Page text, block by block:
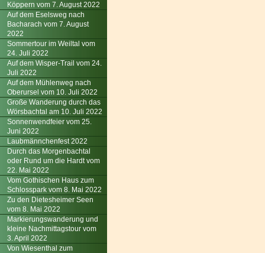
Köppern vom 7. August 2022
Auf dem Eselsweg nach
Bacharach vom 7. August
2022
Sommertour im Weiltal vom
24. Juli 2022
Auf dem Wisper-Trail vom 24.
Juli 2022
Auf dem Mühlenweg nach
Oberursel vom 10. Juli 2022
Große Wanderung durch das
Wörsbachtal am 10. Juli 2022
Sonnenwendfeier vom 25.
Juni 2022
Laubmännchenfest 2022
Durch das Morgenbachtal
oder Rund um die Hardt vom
22. Mai 2022
Vom Gothischen Haus zum
Schlosspark vom 8. Mai 2022
Zu den Dietesheimer Seen
vom 8. Mai 2022
Markierungswanderung und
kleine Nachmittagstour vom
3. April 2022
Von Wiesenthal zum